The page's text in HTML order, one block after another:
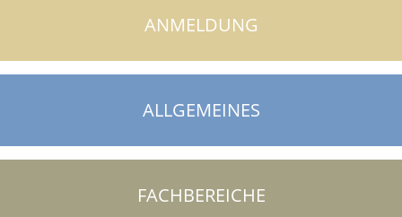
ANMELDUNG
ALLGEMEINES
FACHBEREICHE